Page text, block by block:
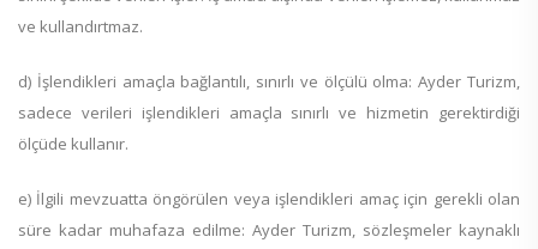
ve kullandırtmaz.
d) İşlendikleri amaçla bağlantılı, sınırlı ve ölçülü olma: Ayder Turizm,
sadece verileri işlendikleri amaçla sınırlı ve hizmetin gerektirdiği
ölçüde kullanır.
e) İlgili mevzuatta öngörülen veya işlendikleri amaç için gerekli olan
süre kadar muhafaza edilme: Ayder Turizm, sözleşmeler kaynaklı